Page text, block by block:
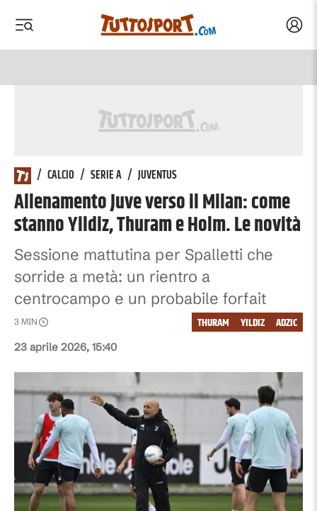
/ CALCIO / SERIE A / JUVENTUS
Allenamento Juve verso il Milan: come
stanno Yildiz, Thuram e Holm. Le novità
Sessione mattutina per Spalletti che
sorride a metà: un rientro a
centrocampo e un probabile forfait
23 aprile 2026, 15:40
3 MIN ADZIC
YILDIZ
THURAM